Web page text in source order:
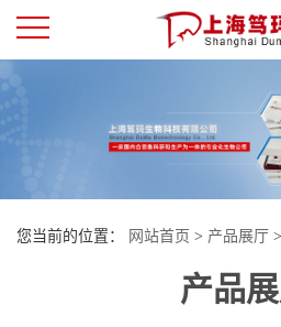
页
您当前的位置： 网站首页 > 产品展厅 >
，FT）含量试剂盒（微量法）产品